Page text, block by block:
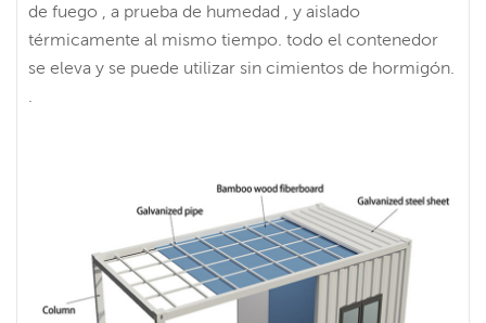
de fuego , a prueba de humedad , y aislado
térmicamente al mismo tiempo. todo el contenedor
se eleva y se puede utilizar sin cimientos de hormigón.